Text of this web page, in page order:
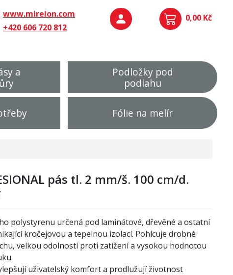
www.mirelon.com
+420 606 720 812
0,00 Kč
a
Podložky pod
podlahu
Fólie na melír
pás tl. 2 mm/š. 100 cm/d.
polystyrenu určená pod laminátové, dřevěné a ostatní
kročejovou a tepelnou izolací. Pohlcuje drobné
velkou odolností proti zatížení a vysokou hodnotou
uživatelský komfort a prodlužují životnost